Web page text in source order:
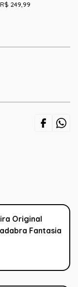
249,99
Original
Fantasia